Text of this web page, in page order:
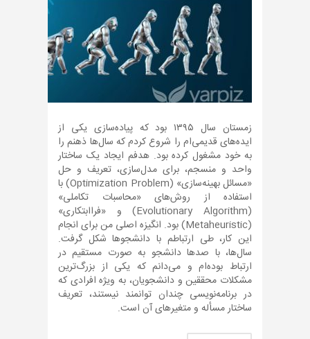
زمستان سال ۱۳۹۵ بود که پیاده‌سازی یکی از
ایده‌های قدیمی‌ام را شروع کردم که سال‌ها ذهنم را
به خود مشغول کرده بود. هدفم ایجاد یک ساختار
واحد و منسجم، برای مدل‌سازی، تعریف و حل
«مسائل بهینه‌سازی» (Optimization Problem) با
استفاده از روش‌های «محاسبات تکاملی»
(Evolutionary Algorithm) و «فراابتکاری»
(Metaheuristic) بود. انگیزه اصلی من برای انجام
این کار، طی ارتباطم با دانشجوها شکل گرفت.
سال‌ها، با صدها دانشجو به صورت مستقیم در
ارتباط بوده‌ام و می‌دانم که یکی از بزرگ‌ترین
مشکلات محققین و دانشجویان، به ویژه افرادی که
در برنامه‌نویسی چندان توانمند نیستند، تعریف
ساختار مسأله و متغیرهای آن است.